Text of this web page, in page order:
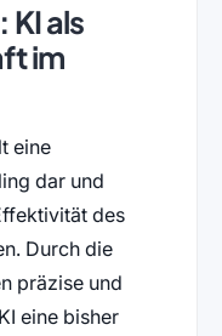
als
im
eine
dar und
des
Durch die
präzise und
eine bisher